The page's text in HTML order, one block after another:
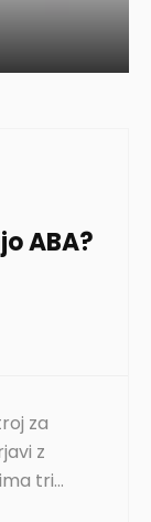
ABA?
za
z
tri